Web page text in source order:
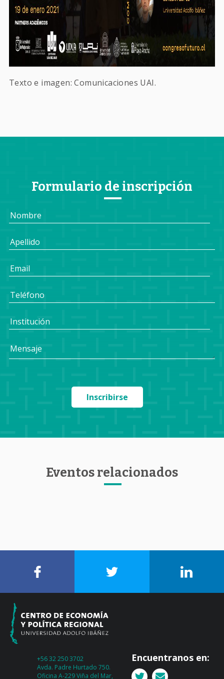
Texto e imagen: Comunicaciones UAI.
Formulario de inscripción
Eventos relacionados
+56 32 250 3702
Avda. Padre Hurtado 750.
Oficina A-229 Viña del Mar,
Encuentranos en: